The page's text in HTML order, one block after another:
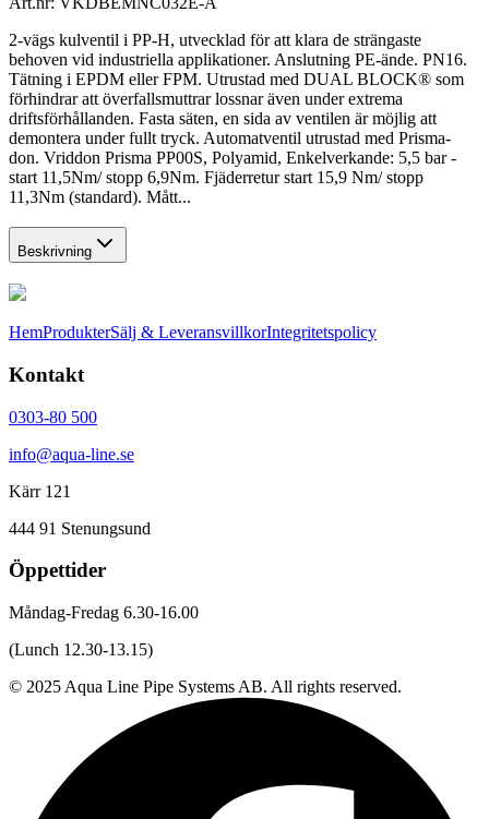
2-vägs kulventil i PP-H, utvecklad för att klara de strängaste
behoven vid industriella applikationer. Anslutning PE-ände. PN16.
Tätning i EPDM eller FPM. Utrustad med DUAL BLOCK® som
förhindrar att överfallsmuttrar lossnar även under extrema
driftsförhållanden. Fasta säten, en sida av ventilen är möjlig att
demontera under fullt tryck. Automatventil utrustad med Prisma-
don. Vriddon Prisma PP00S, Polyamid, Enkelverkande: 5,5 bar -
start 11,5Nm/ stopp 6,9Nm. Fjäderretur start 15,9 Nm/ stopp
11,3Nm (standard). Mått...
Beskrivning
HemProdukterSälj & LeveransvillkorIntegritetspolicy
Kontakt
0303-80 500
info@aqua-line.se
Kärr 121
444 91 Stenungsund
Öppettider
Måndag-Fredag 6.30-16.00
(Lunch 12.30-13.15)
© 2025 Aqua Line Pipe Systems AB. All rights reserved.